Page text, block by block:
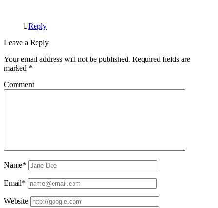
Reply
Leave a Reply
Your email address will not be published. Required fields are
marked *
Comment
Name*
Email*
Website